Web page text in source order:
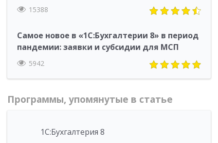
15388
Самое новое в «1С:Бухгалтерии 8» в период
пандемии: заявки и субсидии для МСП
5942
Программы, упомянутые в статье
1С:Бухгалтерия 8